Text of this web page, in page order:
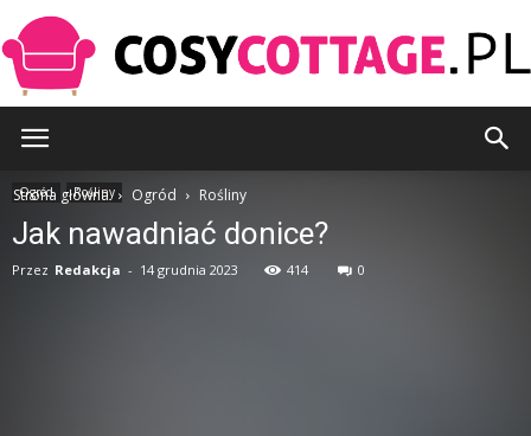
Strona główna Ogród Rośliny
Ogród Rośliny
Jak nawadniać donice?
Przez Redakcja - 14 grudnia 2023 414 0